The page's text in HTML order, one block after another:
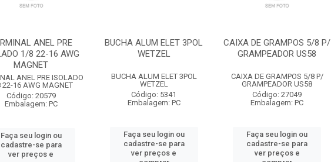
ANEL PRE
1/8 22-16 AWG
MAGNET
ANEL PRE ISOLADO
16 AWG MAGNET
Código: 20579
Embalagem: PC
Faça seu login ou
cadastre-se para
ver preços e
BUCHA ALUM ELET 3POL
WETZEL
BUCHA ALUM ELET 3POL
WETZEL
Código: 5341
Embalagem: PC
Faça seu login ou
cadastre-se para
ver preços e
CAIXA DE GRAMPOS 5/8 P/
GRAMPEADOR US58
CAIXA DE GRAMPOS 5/8 P/
GRAMPEADOR US58
Código: 27049
Embalagem: PC
Faça seu login ou
cadastre-se para
ver preços e